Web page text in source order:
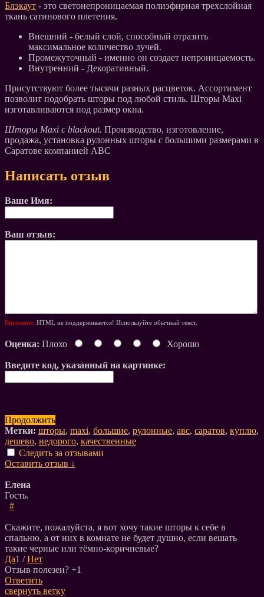
Блэкаут - это светонепроницаемая полиэфирная трехслойная
ткань сатинового плетения.
Внешний - белый слой, способный отразить
максимальное количество лучей.
Промежуточный - именно он создает непроницаемость.
Внутренний - Декоративный.
Присутствуют более тысячи разных расцветок. Ассортимент
позволит подобрать шторы под любой стиль. Шторы Maxi
изготавливаются под размер окна.
Шторы Maxi c blackout. Производство, изготовление,
продажа, установка рулонных шторы с большими размерами в
Саратове компанией АВС
Написать отзыв
Ваше Имя:
Ваш отзыв:
Внимание: HTML не поддерживается! Используйте обычный текст.
Оценка: Плохо Хорошо
Введите код, указанный на картинке:
Продолжить
Метки: шторы, maxi, большие, рулонные, авс, саратов, куплю,
дешево, недорого, качественные
Следить за отзывами
Оставить отзыв ↓
Елена
Гость.
#
Скажите, пожалуйста, я вот хочу такие шторы к себе в
спальню, а от них в комнате не будет душно, если вешать
такие черные или тёмно-коричневые?
Да1 /Нет
Отзыв полезен? +1
Ответить
свернуть ветку